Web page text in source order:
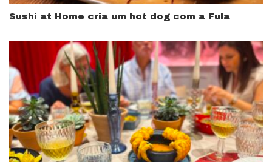
Sushi at Home cria um hot dog com a Fula